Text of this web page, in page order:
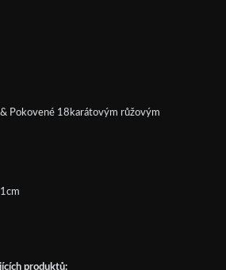
Pokovené 18karátovým růžovým
produktů: